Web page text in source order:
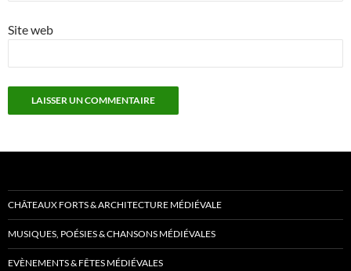
Site web
CHÂTEAUX FORTS & ARCHITECTURE MÉDIÉVALE
MUSIQUES, POÉSIES & CHANSONS MÉDIÉVALES
EVÈNEMENTS & FÊTES MÉDIÉVALES